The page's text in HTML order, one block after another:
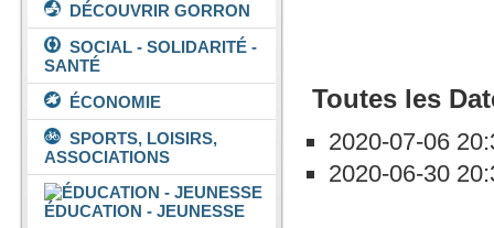
DÉCOUVRIR GORRON
SOCIAL - SOLIDARITÉ -
SANTÉ
ÉCONOMIE
SPORTS, LOISIRS,
ASSOCIATIONS
ÉDUCATION - JEUNESSE
Toutes les
2020-07-06
2020-06-30